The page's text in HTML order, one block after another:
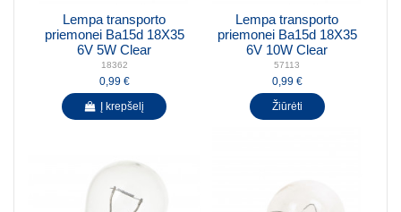
Lempa transporto
priemonei Ba15d 18X35
6V 5W Clear
18362
0,99 €
Į krepšelį
Lempa transporto
priemonei Ba15d 18X35
6V 10W Clear
57113
0,99 €
Žiūrėti